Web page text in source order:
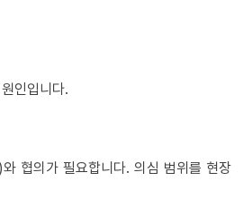
인입니다.
협의가 필요합니다. 의심 범위를 현장